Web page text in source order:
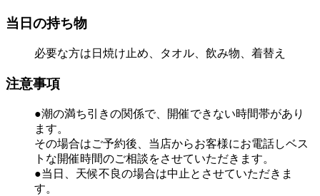
当日の持ち物
必要な方は日焼け止め、タオル、飲み物、着替え
注意事項
●潮の満ち引きの関係で、開催できない時間帯があり
ます。
その場合はご予約後、当店からお客様にお電話しベス
トな開催時間のご相談をさせていただきます。
●当日、天候不良の場合は中止とさせていただきま
す。